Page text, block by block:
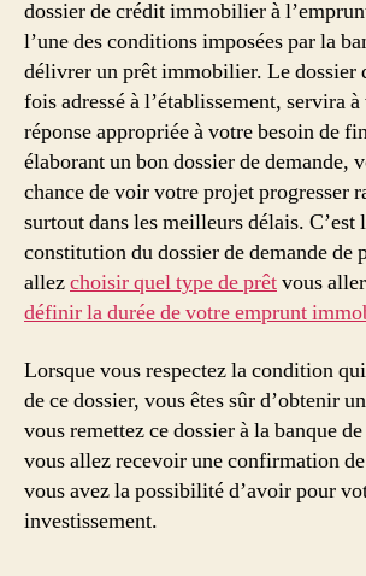
dossier de crédit immobilier à
l’une des conditions imposées par la
délivrer un prêt immobilier. Le dossier
fois adressé à l’établissement, servira
réponse appropriée à votre besoin de
élaborant un bon dossier de demande,
chance de voir votre projet progresser
surtout dans les meilleurs délais. C’est
constitution du dossier de demande de
allezchoisir quel type de prêtvous
définir la durée de votre emprunt
Lorsque vous respectez la condition
de ce dossier, vous êtes sûr d’obtenir
vous remettez ce dossier à la banque
vous allez recevoir une confirmation
vous avez la possibilité d’avoir pour
investissement.